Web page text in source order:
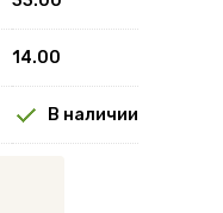
14.00
В наличии